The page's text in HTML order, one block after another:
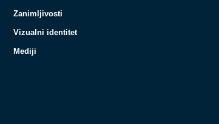
Zanimljivosti
Vizualni identitet
Mediji